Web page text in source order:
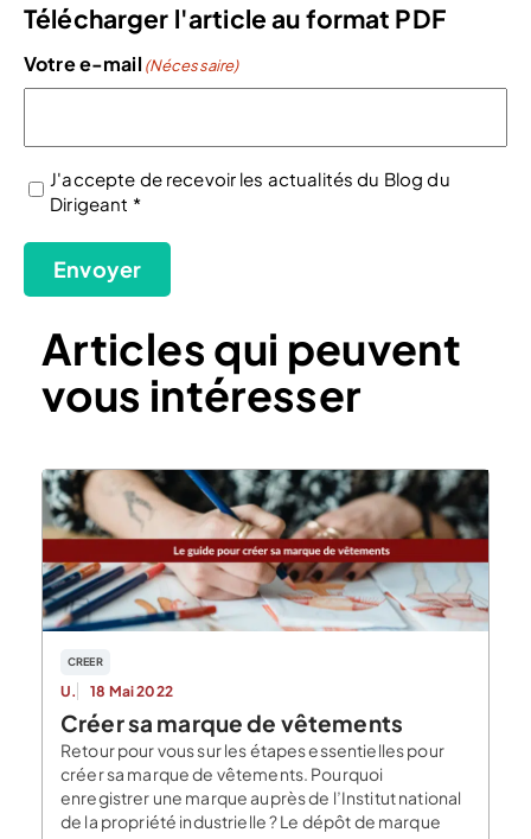
Télécharger l'article au format PDF
Votre e-mail (Nécessaire)
(Nécessaire)
J'accepte de recevoir les actualités du Blog du
Dirigeant *
Envoyer
Articles qui peuvent
vous intéresser
CREER
U. 18 Mai 2022
Créer sa marque de vêtements
Retour pour vous sur les étapes essentielles pour
créer sa marque de vêtements. Pourquoi
enregistrer une marque auprès de l’Institut national
de la propriété industrielle ? Le dépôt de marque